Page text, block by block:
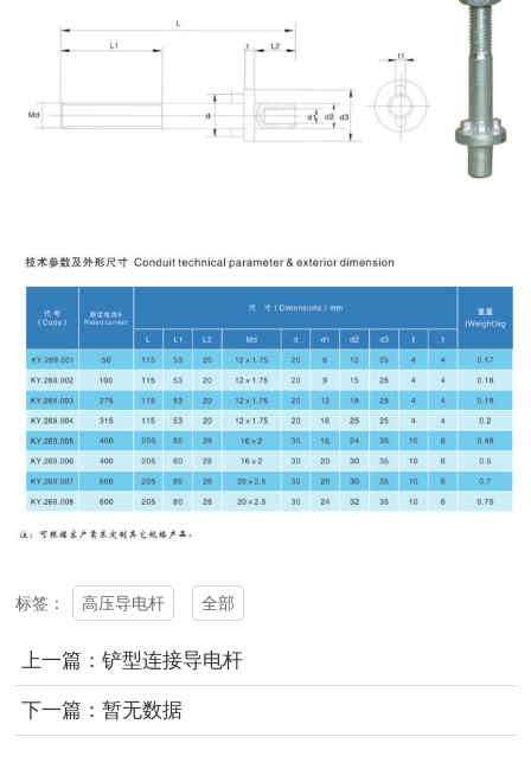
标签： 高压导电杆 全部
上一篇：铲型连接导电杆
下一篇：暂无数据